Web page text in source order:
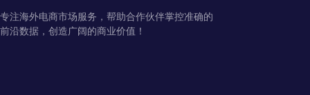
专注海外电商市场服务，帮助合作伙伴掌控准确的
前沿数据，创造广阔的商业价值！